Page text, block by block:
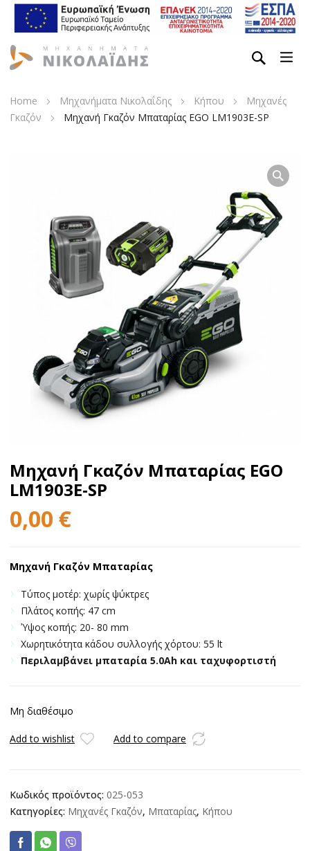
Home Μηχανήματα Νικολαΐδης Κήπου
Μηχανές
Γκαζόν
Μηχανή Γκαζόν Μπαταρίας EGO LM1903E-SP
Μηχανή Γκαζόν Μπαταρίας EGO
LM1903E-SP
0,00 €
Μηχανή Γκαζόν Μπαταρίας
Τύπος μοτέρ: χωρίς ψύκτρες
Πλάτος κοπής: 47 cm
Ύψος κοπής: 20- 80 mm
Xωρητικότητα κάδου συλλογής χόρτου: 55 lt
Περιλαμβάνει μπαταρία 5.0Ah και ταχυφορτιστή
Μη διαθέσιμο
Add to wishlist Add to compare
Κωδικός προϊόντος: 025-053
Κατηγορίες: Μηχανές Γκαζόν, Μπαταρίας, Κήπου